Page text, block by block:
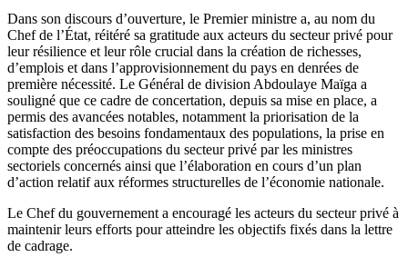
Dans son discours d’ouverture, le Premier ministre a, au nom du
Chef de l’État, réitéré sa gratitude aux acteurs du secteur privé pour
leur résilience et leur rôle crucial dans la création de richesses,
d’emplois et dans l’approvisionnement du pays en denrées de
première nécessité. Le Général de division Abdoulaye Maïga a
souligné que ce cadre de concertation, depuis sa mise en place, a
permis des avancées notables, notamment la priorisation de la
satisfaction des besoins fondamentaux des populations, la prise en
compte des préoccupations du secteur privé par les ministres
sectoriels concernés ainsi que l’élaboration en cours d’un plan
d’action relatif aux réformes structurelles de l’économie nationale.
Le Chef du gouvernement a encouragé les acteurs du secteur privé à
maintenir leurs efforts pour atteindre les objectifs fixés dans la lettre
de cadrage.